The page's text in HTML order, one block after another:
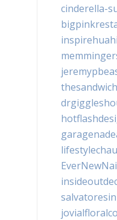
cinderella-